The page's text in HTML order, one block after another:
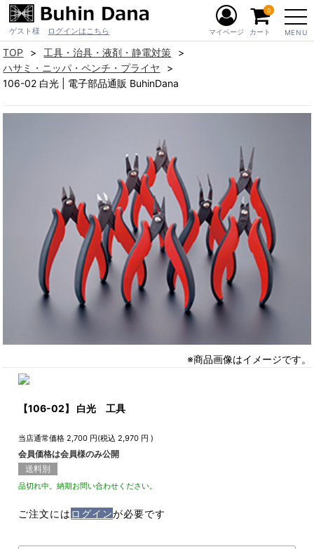
ゲスト様 ログインはこちら MENU
マイページ カート
0
TOP
工具・治具・液剤・静電対策
ハサミ・ニッパ・ペンチ・プライヤ
106-02 白光 | 電子部品通販 BuhinDana
※商品画像はイメージです。
【106-02】 白光 工具
当店通常価格 2,700 円(税込2,970 円 )
会員価格は会員様のみ公開
送料別
品切れ中。納期お問い合わせください。
ご注文には ログインが必要です